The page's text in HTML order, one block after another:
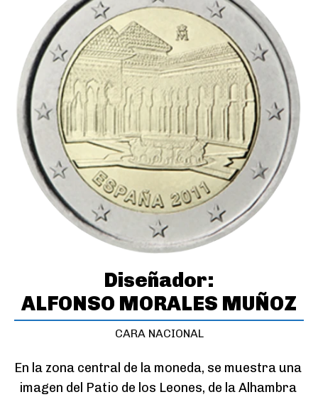
Diseñador:
ALFONSO MORALES MUÑOZ
CARA NACIONAL
En la zona central de la moneda, se muestra una
imagen del Patio de los Leones, de la Alhambra